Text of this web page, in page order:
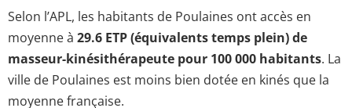
Selon l’APL, les habitants de Poulaines ont accès en
moyenne à 29.6 ETP (équivalents temps plein) de
masseur-kinésithérapeute pour 100 000 habitants. La
ville de Poulaines est moins bien dotée en kinés que la
moyenne française.